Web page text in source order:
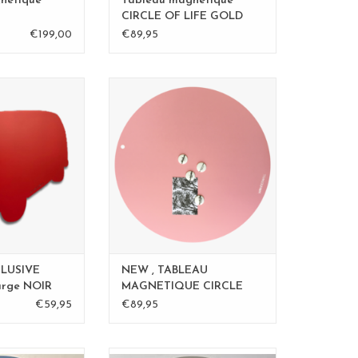
€199,00
CIRCLE OF LIFE GOLD
50cm diam.
€89,95
NOIR
€59,95
Tableau Magnetic
material: poadercoated steel
AJOUTER AU PANIER
NEW , TABLEAU
MAGNETIQUE CIRCLE
ROSE - 60 cm
€89,95
Tableau Magnetique